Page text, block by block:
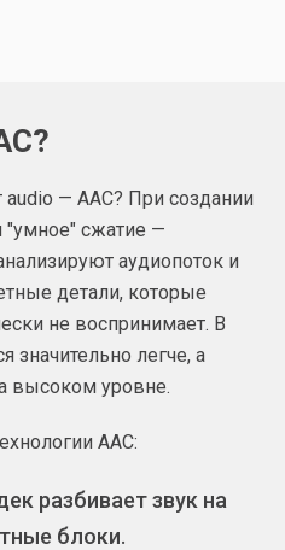
— AAC? При создании
"умное" сжатие —
аудиопоток и
детали, которые
не воспринимает. В
значительно легче, а
высоком уровне.
AAC:
разбивает звук на
блоки.